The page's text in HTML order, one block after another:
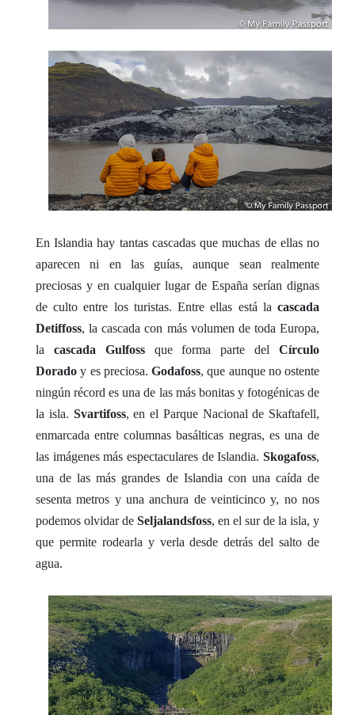
En Islandia hay tantas cascadas que muchas de ellas no
aparecen ni en las guías, aunque sean realmente
preciosas y en cualquier lugar de España serían dignas
de culto entre los turistas. Entre ellas está la cascada
Detiffoss, la cascada con más volumen de toda Europa,
la cascada Gulfossque forma parte delCírculo
Dorado y es preciosa. Godafoss, que aunque no ostente
ningún récord es una de las más bonitas y fotogénicas de
la isla. Svartifoss, en el Parque Nacional de Skaftafell,
enmarcada entre columnas basálticas negras, es una de
las imágenes más espectaculares de Islandia. Skogafoss,
una de las más grandes de Islandia con una caída de
sesenta metros y una anchura de veinticinco y, no nos
podemos olvidar de Seljalandsfoss, en el sur de la isla, y
que permite rodearla y verla desde detrás del salto de
agua.